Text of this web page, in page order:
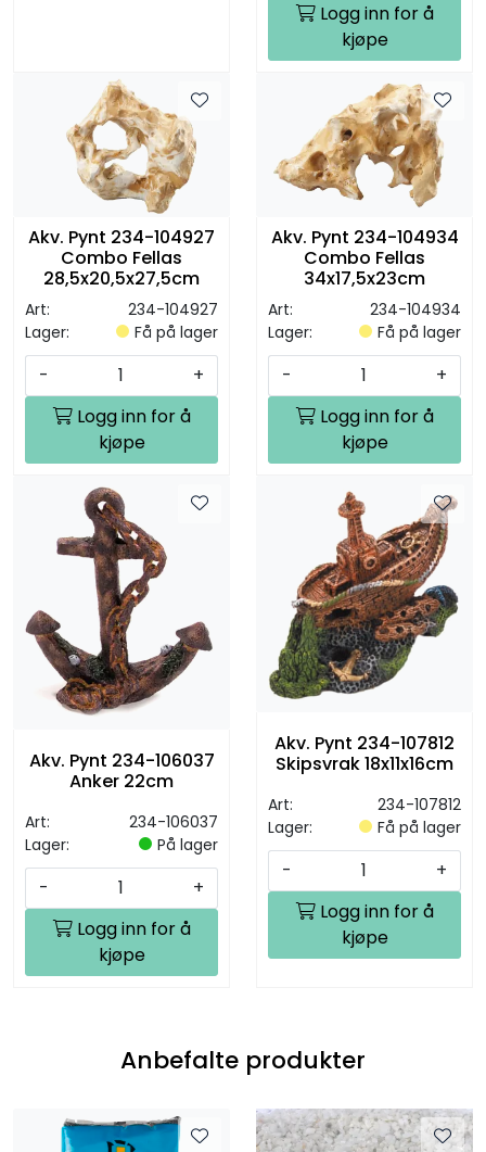
Logg inn for å
kjøpe
Akv. Pynt 234-104927
Combo Fellas
28,5x20,5x27,5cm
Art:
234-104927
Lager:
Få på lager
-
+
Logg inn for å
kjøpe
Akv. Pynt 234-104934
Combo Fellas
34x17,5x23cm
Art:
234-104934
Lager:
Få på lager
-
+
Logg inn for å
kjøpe
Akv. Pynt 234-106037
Anker 22cm
Art:
234-106037
Lager:
På lager
-
+
Logg inn for å
kjøpe
Akv. Pynt 234-107812
Skipsvrak 18x11x16cm
Art:
234-107812
Lager:
Få på lager
-
+
Logg inn for å
kjøpe
Anbefalte produkter